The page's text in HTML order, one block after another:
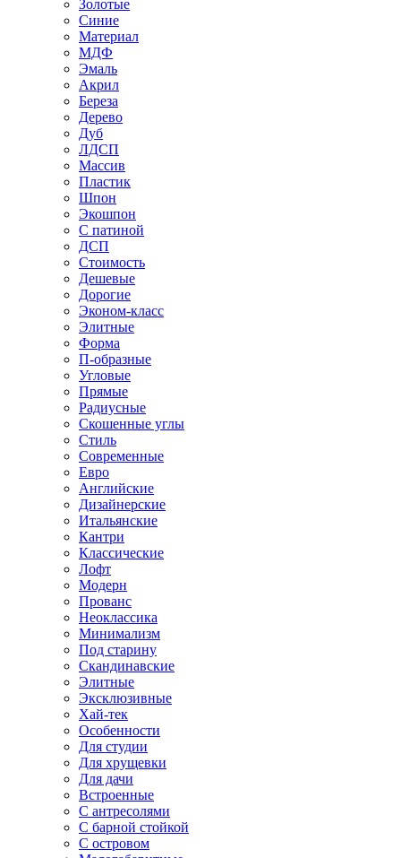
Золотые
Синие
Материал
МДФ
Эмаль
Акрил
Береза
Дерево
Дуб
ЛДСП
Массив
Пластик
Шпон
Экошпон
С патиной
ДСП
Стоимость
Дешевые
Дорогие
Эконом-класс
Элитные
Форма
П-образные
Угловые
Прямые
Радиусные
Скошенные углы
Стиль
Современные
Евро
Английские
Дизайнерские
Итальянские
Кантри
Классические
Лофт
Модерн
Прованс
Неоклассика
Минимализм
Под старину
Скандинавские
Элитные
Эксклюзивные
Хай-тек
Особенности
Для студии
Для хрущевки
Для дачи
Встроенные
С антресолями
С барной стойкой
С островом